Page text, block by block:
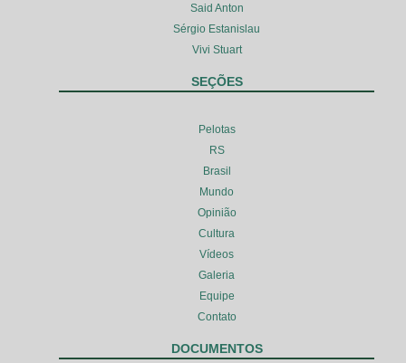
Said Anton
Sérgio Estanislau
Vivi Stuart
SEÇÕES
Pelotas
RS
Brasil
Mundo
Opinião
Cultura
Vídeos
Galeria
Equipe
Contato
DOCUMENTOS